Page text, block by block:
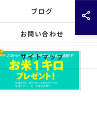
ブログ
お問い合わせ
サイトマップ
中央店 ALL RIGHTS RESERVED.